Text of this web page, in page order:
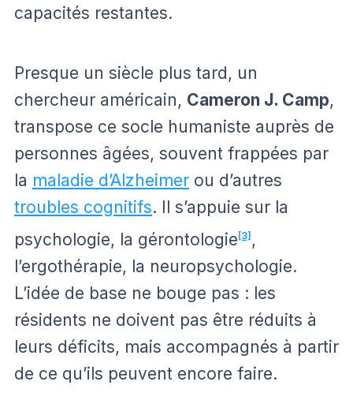
capacités restantes.
Presque un siècle plus tard, un
chercheur américain, Cameron J. Camp,
transpose ce socle humaniste auprès de
personnes âgées, souvent frappées par
la maladie d’Alzheimer ou d’autres
troubles cognitifs. Il s’appuie sur la
psychologie, la gérontologie [3] ,
l’ergothérapie, la neuropsychologie.
L’idée de base ne bouge pas : les
résidents ne doivent pas être réduits à
leurs déficits, mais accompagnés à partir
de ce qu’ils peuvent encore faire.